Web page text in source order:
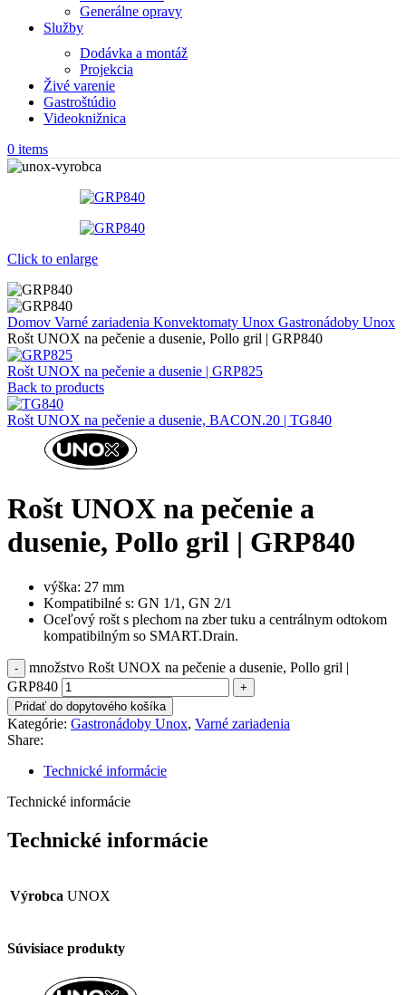
Generálne opravy
Služby
Dodávka a montáž
Projekcia
Živé varenie
Gastroštúdio
Videoknižnica
0 items
Click to enlarge
Domov Varné zariadenia Konvektomaty Unox Gastronádoby Unox
Rošt UNOX na pečenie a dusenie, Pollo gril | GRP840
Rošt UNOX na pečenie a dusenie | GRP825
Back to products
Rošt UNOX na pečenie a dusenie, BACON.20 | TG840
Rošt UNOX na pečenie a
dusenie, Pollo gril | GRP840
výška: 27 mm
Kompatibilné s: GN 1/1, GN 2/1
Oceľový rošt s plechom na zber tuku a centrálnym odtokom
kompatibilným so SMART.Drain.
množstvo Rošt UNOX na pečenie a dusenie, Pollo gril |
GRP840
Pridať do dopytového košíka
Kategórie: Gastronádoby Unox, Varné zariadenia
Share:
Technické informácie
Technické informácie
Technické informácie
Výrobca UNOX
Súvisiace produkty